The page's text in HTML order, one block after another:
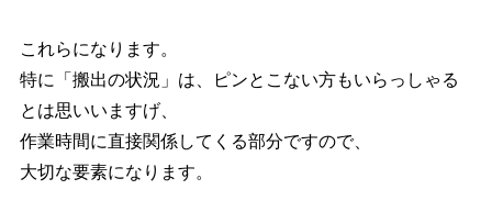
これらになります。
特に「搬出の状況」は、ピンとこない方もいらっしゃる
とは思いいますげ、
作業時間に直接関係してくる部分ですので、
大切な要素になります。